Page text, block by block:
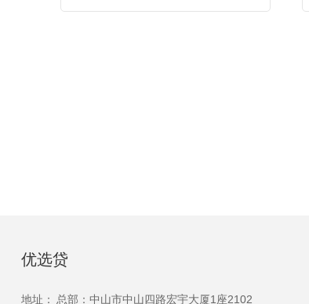
优选贷
地址： 总部：中山市中山四路宏宇大厦1座2102